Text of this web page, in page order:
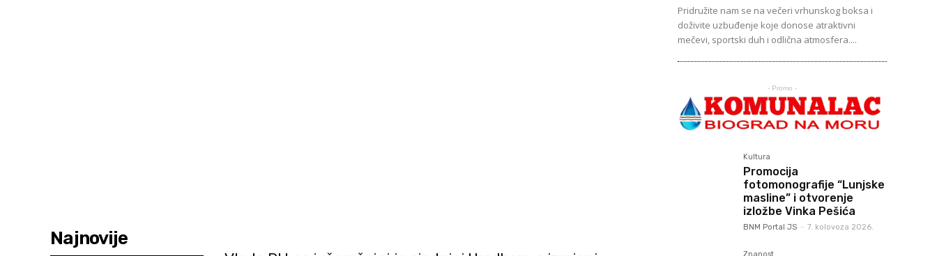
Najnovije
Pridružite nam se na večeri vrhunskog boksa i
doživite uzbuđenje koje donose atraktivni
mečevi, sportski duh i odlična atmosfera....
- Promo -
Kultura
Promocija
fotomonografije “Lunjske
masline” i otvorenje
izložbe Vinka Pešića
BNM Portal JS - 7. kolovoza 2026.